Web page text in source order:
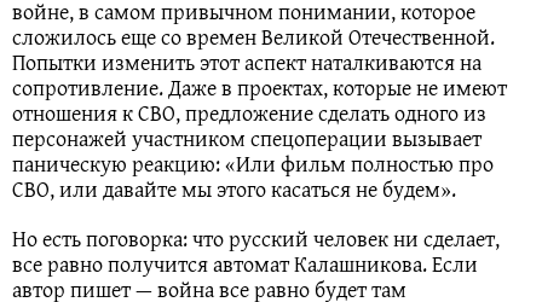
войне, в самом привычном понимании, которое
сложилось еще со времен Великой Отечественной.
Попытки изменить этот аспект наталкиваются на
сопротивление. Даже в проектах, которые не имеют
отношения к СВО, предложение сделать одного из
персонажей участником спецоперации вызывает
паническую реакцию: «Или фильм полностью про
СВО, или давайте мы этого касаться не будем».
Но есть поговорка: что русский человек ни сделает,
все равно получится автомат Калашникова. Если
автор пишет — война все равно будет там